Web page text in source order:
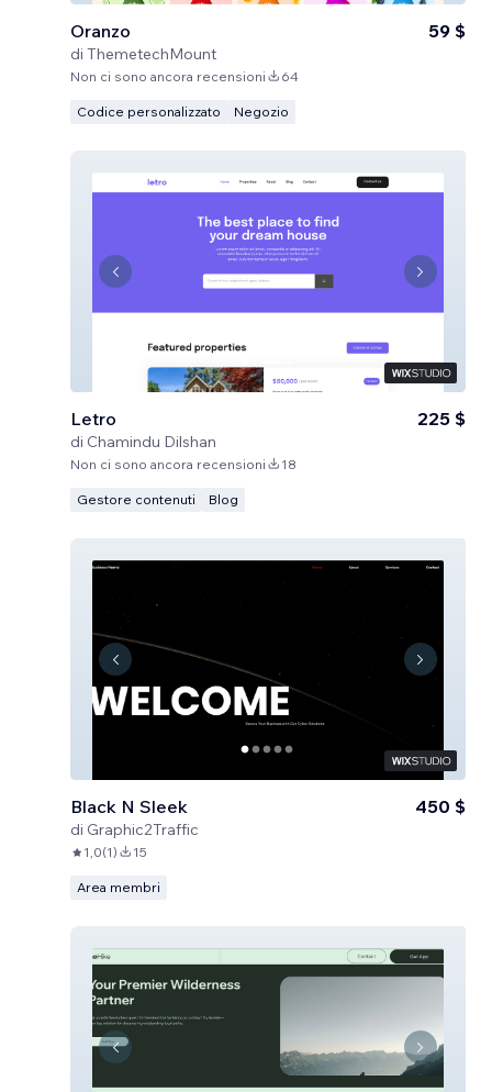
Oranzo
di ThemetechMount
59 $
Non ci sono ancora recensioni 64
Codice personalizzato Negozio
Letro
di Chamindu Dilshan
225 $
Non ci sono ancora recensioni 18
Gestore contenuti Blog
Black N Sleek
di Graphic2Traffic
450 $
1,0(1) 15
Area membri